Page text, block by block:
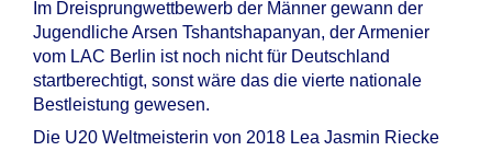
Im Dreisprungwettbewerb der Männer gewann der
Jugendliche Arsen Tshantshapanyan, der Armenier
vom LAC Berlin ist noch nicht für Deutschland
startberechtigt, sonst wäre das die vierte nationale
Bestleistung gewesen.
Die U20 Weltmeisterin von 2018 Lea Jasmin Riecke